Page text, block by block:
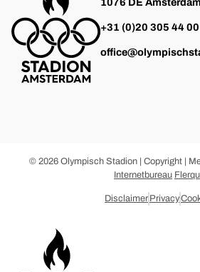
+31 (0)20 305 44 00
© 2026 Olympisch Stadion | Copyright |
Internetbureau
Disclaimer Privacy